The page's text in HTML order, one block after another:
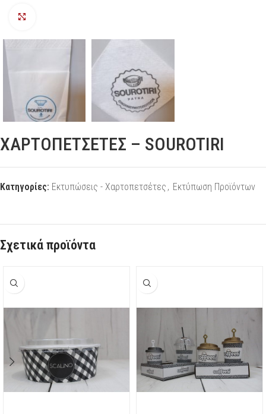
ΧΑΡΤΟΠΕΤΣΕΤΕΣ – SOUROTIRI
Κατηγορίες: Εκτυπώσεις - Χαρτοπετσέτες , Εκτύπωση Προϊόντων
Σχετικά προϊόντα